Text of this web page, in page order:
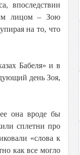
впоследствии
лицом – Зою
на то, что
Бабеля» и в
день Зоя,
она вроде бы
сплетни про
«слова к
как все могло